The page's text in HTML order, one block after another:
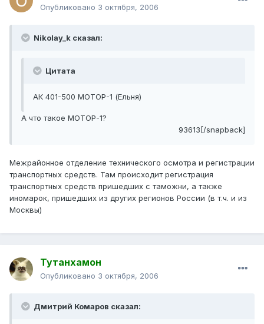
Опубликовано 3 октября, 2006
Nikolay_k сказал:
Цитата
АК 401-500 МОТОР-1 (Ельня)
А что такое МОТОР-1?
93613[/snapback]
Межрайонное отделение технического осмотра и регистрации
транспортных средств. Там происходит регистрация
транспортных средств пришедших с таможни, а также
иномарок, пришедших из других регионов России (в т.ч. и из
Москвы)
Тутанхамон
Опубликовано 3 октября, 2006
Дмитрий Комаров сказал: